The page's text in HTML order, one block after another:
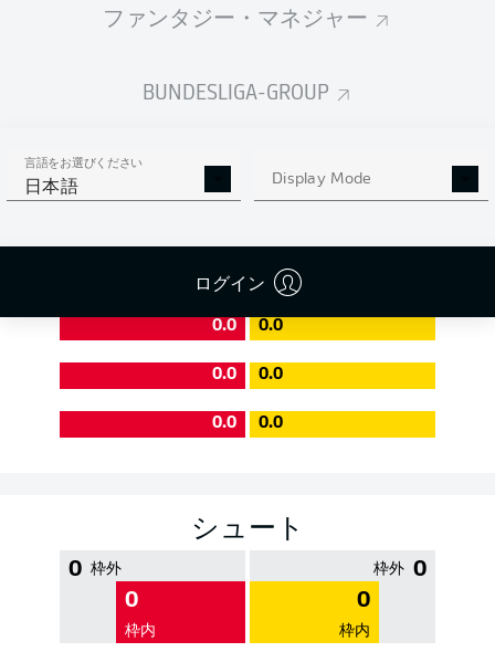
ファンタジー・マネジャー
BUNDESLIGA-GROUP
言語をお選びください
日本語 Display Mode
ログイン
0
0 % 成功率 0 %
PASS EFFICIENCY
0.0 0.0
0.0 0.0
0.0 0.0
シュート
0 枠外
0
枠内
0
枠外
0
枠内